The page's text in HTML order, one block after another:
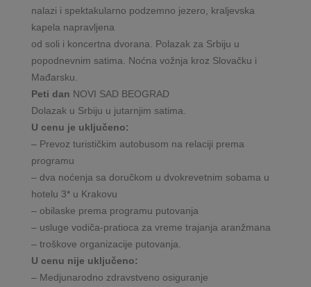
nalazi i spektakularno podzemno jezero, kraljevska
kapela napravljena
od soli i koncertna dvorana. Polazak za Srbiju u
popodnevnim satima. Noćna vožnja kroz Slovačku i
Mađarsku.
Peti dan NOVI SAD BEOGRAD
Dolazak u Srbiju u jutarnjim satima.
U cenu je uključeno:
– Prevoz turističkim autobusom na relaciji prema
programu
– dva noćenja sa doručkom u dvokrevetnim sobama u
hotelu 3* u Krakovu
– obilaske prema programu putovanja
– usluge vodiča-pratioca za vreme trajanja aranžmana
– troškove organizacije putovanja.
U cenu nije uključeno:
– Medjunarodno zdravstveno osiguranje